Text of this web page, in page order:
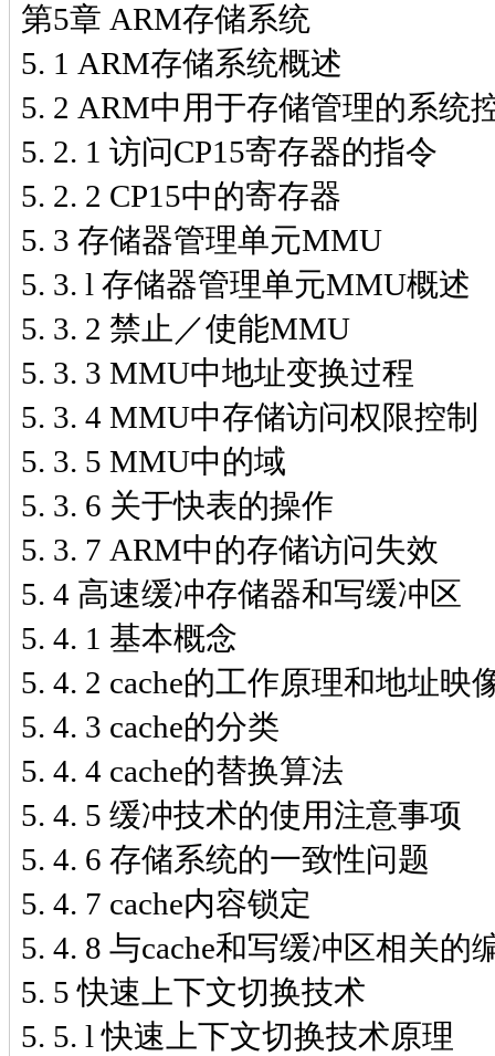
第5章 ARM存储系统
5. 1 ARM存储系统概述
5. 2 ARM中用于存储管理的系统
5. 2. 1 访问CP15寄存器的指令
5. 2. 2 CP15中的寄存器
5. 3 存储器管理单元MMU
5. 3. l 存储器管理单元MMU概述
5. 3. 2 禁止／使能MMU
5. 3. 3 MMU中地址变换过程
5. 3. 4 MMU中存储访问权限控制
5. 3. 5 MMU中的域
5. 3. 6 关于快表的操作
5. 3. 7 ARM中的存储访问失效
5. 4 高速缓冲存储器和写缓冲区
5. 4. 1 基本概念
5. 4. 2 cache的工作原理和地址映
5. 4. 3 cache的分类
5. 4. 4 cache的替换算法
5. 4. 5 缓冲技术的使用注意事项
5. 4. 6 存储系统的一致性问题
5. 4. 7 cache内容锁定
5. 4. 8 与cache和写缓冲区相关的
5. 5 快速上下文切换技术
5. 5. l 快速上下文切换技术原理